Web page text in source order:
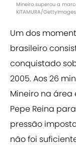
Mineiro superou a
KITAMURA/GettyImages
Um dos
brasileiro
conquistado
2005. Aos 26
Mineiro na
Pepe Reina
pressão
não foi